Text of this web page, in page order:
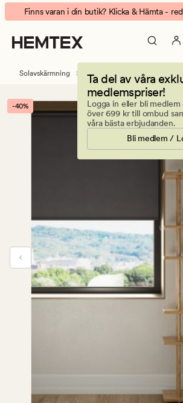
Freja
mörkläggande
rullgardin
grå
Animerad
banner.
Klicka
på
att
pausa.
Finns varan i din butik? Klicka & Hämta -
Ta del av våra
medlemspriser!
Logga in eller bli
över 699 kr till ombud
våra bästa erbjudanden.
Bli medlem /
Solavskärmning Rullgardiner
-40%